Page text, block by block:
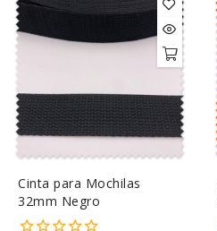
Cinta para Mochilas
32mm Negro